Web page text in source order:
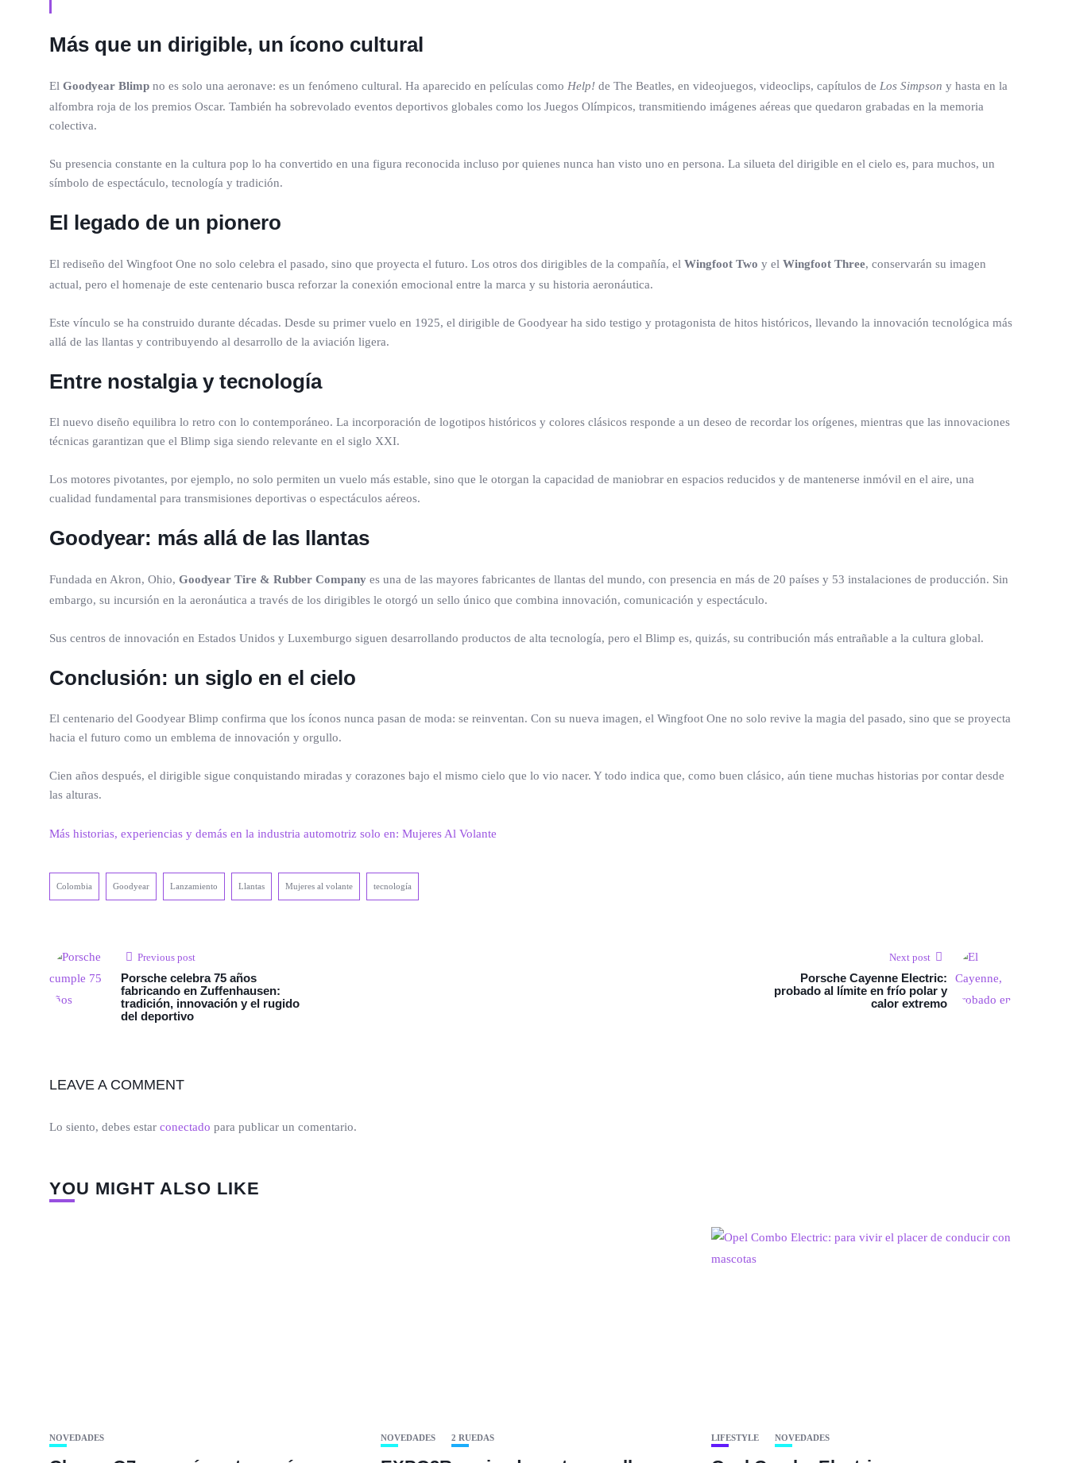
Más que un dirigible, un ícono cultural
El Goodyear Blimp no es solo una aeronave: es un fenómeno cultural. Ha aparecido en películas como Help! de The Beatles, en videojuegos, videoclips, capítulos de Los Simpson y hasta en la
alfombra roja de los premios Oscar. También ha sobrevolado eventos deportivos globales como los Juegos Olímpicos, transmitiendo imágenes aéreas que quedaron grabadas en la memoria
colectiva.
Su presencia constante en la cultura pop lo ha convertido en una figura reconocida incluso por quienes nunca han visto uno en persona. La silueta del dirigible en el cielo es, para muchos, un
símbolo de espectáculo, tecnología y tradición.
El legado de un pionero
El rediseño del Wingfoot One no solo celebra el pasado, sino que proyecta el futuro. Los otros dos dirigibles de la compañía, el Wingfoot Two y el Wingfoot Three, conservarán su imagen
actual, pero el homenaje de este centenario busca reforzar la conexión emocional entre la marca y su historia aeronáutica.
Este vínculo se ha construido durante décadas. Desde su primer vuelo en 1925, el dirigible de Goodyear ha sido testigo y protagonista de hitos históricos, llevando la innovación tecnológica más
allá de las llantas y contribuyendo al desarrollo de la aviación ligera.
Entre nostalgia y tecnología
El nuevo diseño equilibra lo retro con lo contemporáneo. La incorporación de logotipos históricos y colores clásicos responde a un deseo de recordar los orígenes, mientras que las innovaciones
técnicas garantizan que el Blimp siga siendo relevante en el siglo XXI.
Los motores pivotantes, por ejemplo, no solo permiten un vuelo más estable, sino que le otorgan la capacidad de maniobrar en espacios reducidos y de mantenerse inmóvil en el aire, una
cualidad fundamental para transmisiones deportivas o espectáculos aéreos.
Goodyear: más allá de las llantas
Fundada en Akron, Ohio, Goodyear Tire & Rubber Company es una de las mayores fabricantes de llantas del mundo, con presencia en más de 20 países y 53 instalaciones de producción. Sin
embargo, su incursión en la aeronáutica a través de los dirigibles le otorgó un sello único que combina innovación, comunicación y espectáculo.
Sus centros de innovación en Estados Unidos y Luxemburgo siguen desarrollando productos de alta tecnología, pero el Blimp es, quizás, su contribución más entrañable a la cultura global.
Conclusión: un siglo en el cielo
El centenario del Goodyear Blimp confirma que los íconos nunca pasan de moda: se reinventan. Con su nueva imagen, el Wingfoot One no solo revive la magia del pasado, sino que se proyecta
hacia el futuro como un emblema de innovación y orgullo.
Cien años después, el dirigible sigue conquistando miradas y corazones bajo el mismo cielo que lo vio nacer. Y todo indica que, como buen clásico, aún tiene muchas historias por contar desde
las alturas.
Más historias, experiencias y demás en la industria automotriz solo en: Mujeres Al Volante
Colombia Goodyear Lanzamiento Llantas Mujeres al volante tecnología
Previous post
Porsche celebra 75 años
fabricando en Zuffenhausen:
tradición, innovación y el rugido
del deportivo
Next post
Porsche Cayenne Electric:
probado al límite en frío polar y
calor extremo
LEAVE A COMMENT
Lo siento, debes estar conectado para publicar un comentario.
YOU MIGHT ALSO LIKE
NOVEDADES NOVEDADES 2 RUEDAS LIFESTYLE NOVEDADES